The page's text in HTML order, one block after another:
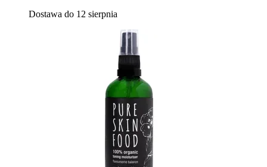
Dostawa do 12 sierpnia